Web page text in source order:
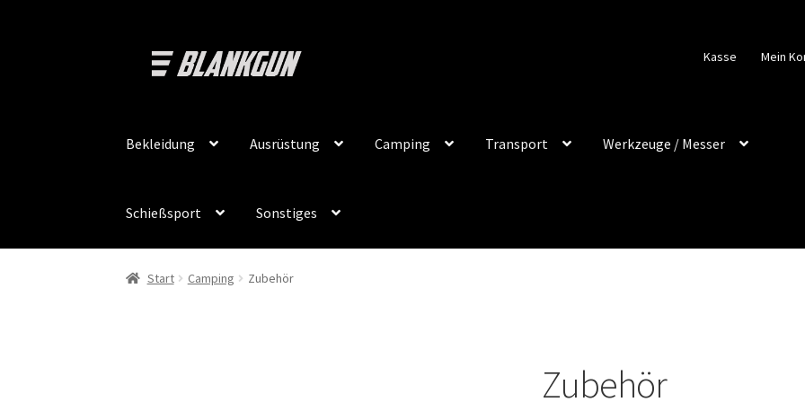
Navigation
Zum
Inhalt
Kasse Mein
Bekleidung Ausrüstung Camping Transport Werkzeuge / Messer
Schießsport Sonstiges
Start Camping Zubehör
Zubehör